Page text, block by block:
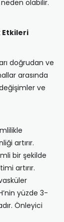
olabilir.
Etkileri
doğrudan ve
arasında
ve
artırır.
bir şekilde
artırır.
yüzde 3-
Önleyici